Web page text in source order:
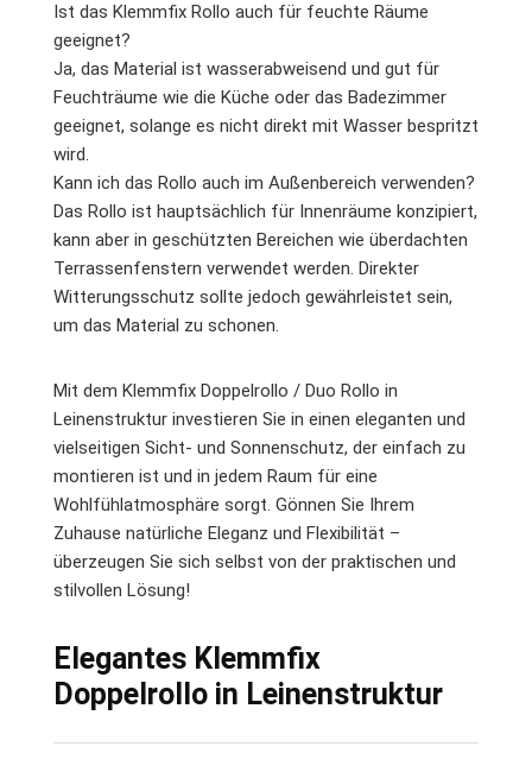
Ist das Klemmfix Rollo auch für feuchte Räume
geeignet?
Ja, das Material ist wasserabweisend und gut für
Feuchträume wie die Küche oder das Badezimmer
geeignet, solange es nicht direkt mit Wasser bespritzt
wird.
Kann ich das Rollo auch im Außenbereich verwenden?
Das Rollo ist hauptsächlich für Innenräume konzipiert,
kann aber in geschützten Bereichen wie überdachten
Terrassenfenstern verwendet werden. Direkter
Witterungsschutz sollte jedoch gewährleistet sein,
um das Material zu schonen.
Mit dem Klemmfix Doppelrollo / Duo Rollo in
Leinenstruktur investieren Sie in einen eleganten und
vielseitigen Sicht- und Sonnenschutz, der einfach zu
montieren ist und in jedem Raum für eine
Wohlfühlatmosphäre sorgt. Gönnen Sie Ihrem
Zuhause natürliche Eleganz und Flexibilität –
überzeugen Sie sich selbst von der praktischen und
stilvollen Lösung!
Elegantes Klemmfix
Doppelrollo in Leinenstruktur